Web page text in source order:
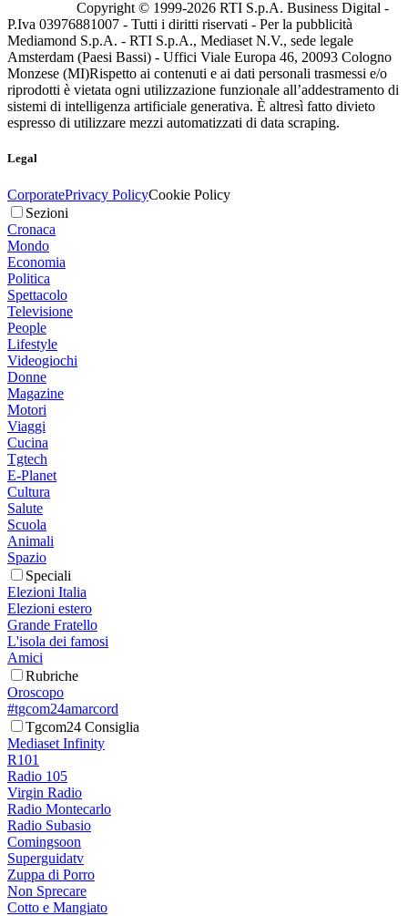
Copyright © 1999-2026 RTI S.p.A. Business Digital -
P.Iva 03976881007 - Tutti i diritti riservati - Per la pubblicità
Mediamond S.p.A. - RTI S.p.A., Mediaset N.V., sede legale
Amsterdam (Paesi Bassi) - Uffici Viale Europa 46, 20093 Cologno
Monzese (MI)Rispetto ai contenuti e ai dati personali trasmessi e/o
riprodotti è vietata ogni utilizzazione funzionale all’addestramento di
sistemi di intelligenza artificiale generativa. È altresì fatto divieto
espresso di utilizzare mezzi automatizzati di data scraping.
Legal
CorporatePrivacy PolicyCookie Policy
Sezioni
Cronaca
Mondo
Economia
Politica
Spettacolo
Televisione
People
Lifestyle
Videogiochi
Donne
Magazine
Motori
Viaggi
Cucina
Tgtech
E-Planet
Cultura
Salute
Scuola
Animali
Spazio
Speciali
Elezioni Italia
Elezioni estero
Grande Fratello
L'isola dei famosi
Amici
Rubriche
Oroscopo
#tgcom24amarcord
Tgcom24 Consiglia
Mediaset Infinity
R101
Radio 105
Virgin Radio
Radio Montecarlo
Radio Subasio
Comingsoon
Superguidatv
Zuppa di Porro
Non Sprecare
Cotto e Mangiato